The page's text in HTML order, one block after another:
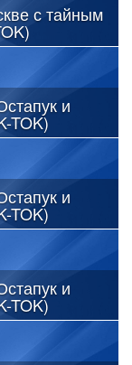
с тайным
и
TOK)
и
TOK)
и
TOK)